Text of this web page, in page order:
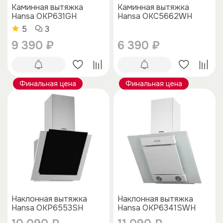
Каминная вытяжка
Hansa OKP631GH
5
3
9 390 ₽
Каминная вытяжка
Hansa OKC5662WH
6 390 ₽
Финальная цена
Наклонная вытяжка
Hansa OKP6553SH
Финальная цена
Наклонная вытяжка
Hansa OKP6341SWH